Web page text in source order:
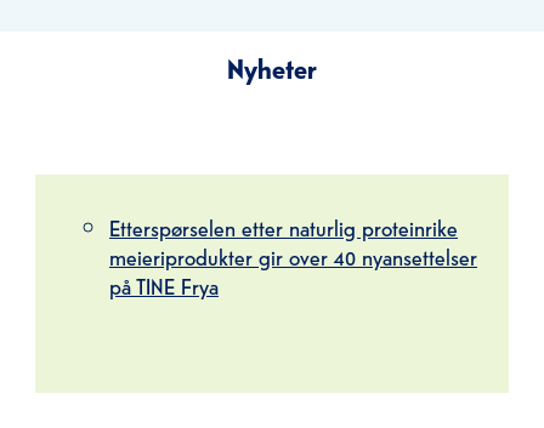
Nyheter
Etterspørselen etter naturlig proteinrike
meieriprodukter gir over 40 nyansettelser
på TINE Frya